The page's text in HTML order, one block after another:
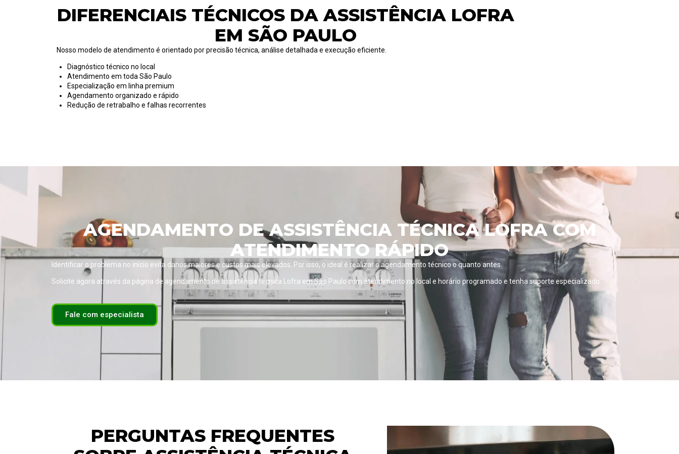
DIFERENCIAIS TÉCNICOS DA ASSISTÊNCIA LOFRA
EM SÃO PAULO
Nosso modelo de atendimento é orientado por precisão técnica, análise detalhada e execução eficiente.
Diagnóstico técnico no local
Atendimento em toda São Paulo
Especialização em linha premium
Agendamento organizado e rápido
Redução de retrabalho e falhas recorrentes
AGENDAMENTO DE ASSISTÊNCIA TÉCNICA LOFRA COM
ATENDIMENTO RÁPIDO
Identificar o problema no início evita danos maiores e custos mais elevados. Por isso, o ideal é realizar o agendamento técnico o quanto antes.
Solicite agora através da página de agendamento de assistência técnica Lofra em São Paulo com atendimento no local e horário programado e tenha suporte especializado.
Fale com especialista
PERGUNTAS FREQUENTES